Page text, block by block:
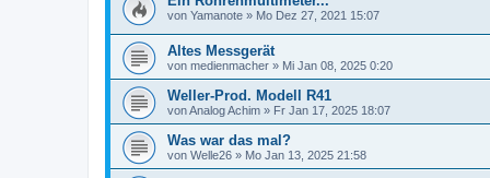
von Yamanote » Mo Dez 27, 2021 15:07
Altes Messgerät
von medienmacher » Mi Jan 08, 2025 0:20
Weller-Prod. Modell R41
vonAnalog Achim » Fr Jan 17, 2025 18:07
Was war das mal?
von Welle26 » Mo Jan 13, 2025 21:58